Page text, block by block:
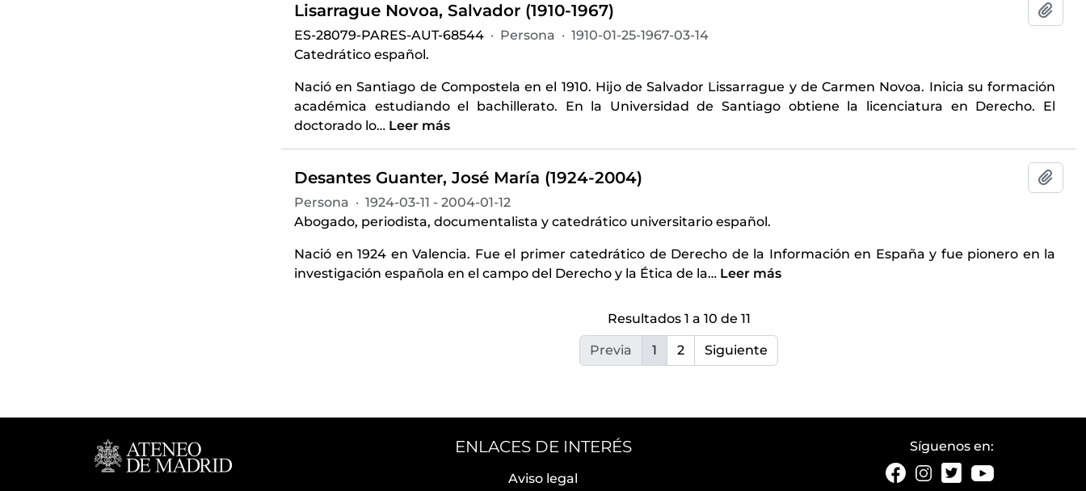
Lisarrague Novoa, Salvador (1910-1967)
ES-28079-PARES-AUT-68544 · Persona · 1910-01-25-1967-03-14
Catedrático español.
Nació en Santiago de Compostela en el 1910. Hijo de Salvador Lissarrague y de Carmen Novoa. Inicia su formación
académica estudiando el bachillerato. En la Universidad de Santiago obtiene la licenciatura en Derecho. El
doctorado lo… Leer más
Desantes Guanter, José María (1924-2004)
Persona · 1924-03-11 - 2004-01-12
Abogado, periodista, documentalista y catedrático universitario español.
Nació en 1924 en Valencia. Fue el primer catedrático de Derecho de la Información en España y fue pionero en la
investigación española en el campo del Derecho y la Ética de la… Leer más
Resultados 1 a 10 de 11
Previa 1 2 Siguiente
ENLACES DE INTERÉS
Aviso legal
Síguenos en: